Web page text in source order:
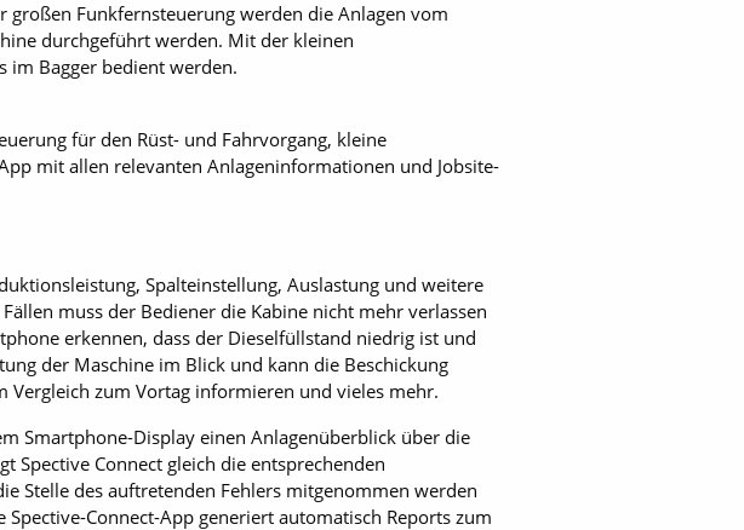
Funkfernsteuerung werden die Anlagen vom
durchgeführt werden. Mit der kleinen
im Bagger bedient werden.
für den Rüst- und Fahrvorgang, kleine
mit allen relevanten Anlageninformationen und Jobsite-
Spalteinstellung, Auslastung und weitere
muss der Bediener die Kabine nicht mehr verlassen
erkennen, dass der Dieselfüllstand niedrig ist und
der Maschine im Blick und kann die Beschickung
Vergleich zum Vortag informieren und vieles mehr.
Smartphone-Display einen Anlagenüberblick über die
Spective Connect gleich die entsprechenden
Stelle des auftretenden Fehlers mitgenommen werden
Connect-App generiert automatisch Reports zum